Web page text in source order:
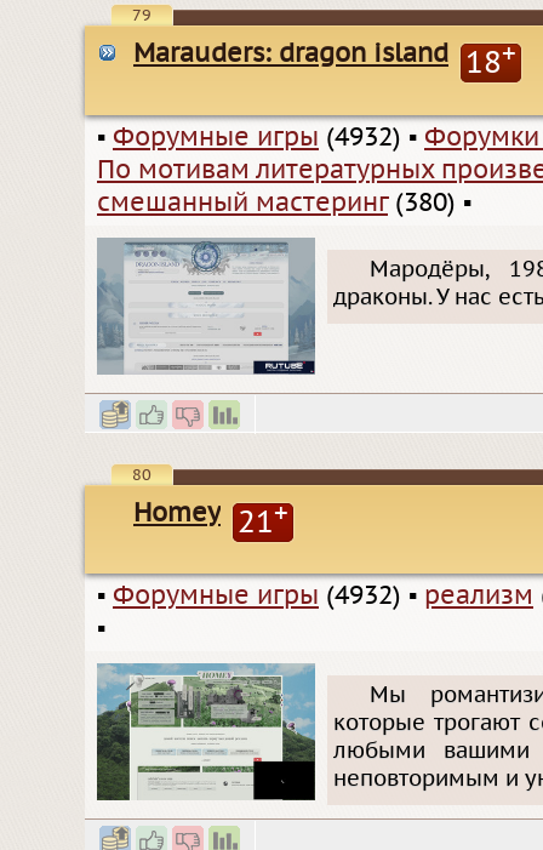
79
Marauders: dragon island 18+
▪ Форумные игры (4932) ▪
По мотивам литературных
смешанный мастеринг(380) ▪
Мародёры,
драконы. У нас
80
Homey 21+
▪ Форумные игры (4932) ▪ реализм
▪
Мы
которые трогают
любыми вашими
неповторимым и